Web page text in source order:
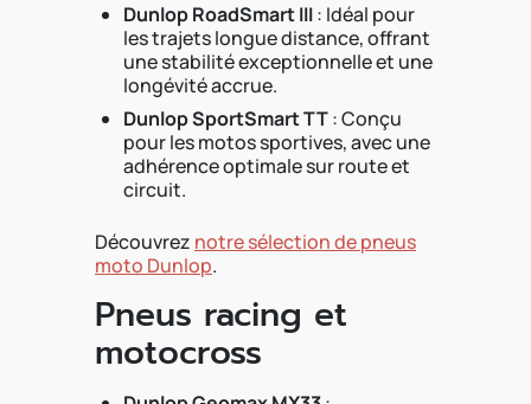
Dunlop RoadSmart III: Idéal pour
les trajets longue distance, offrant
une stabilité exceptionnelle et une
longévité accrue.
Dunlop SportSmart TT: Conçu
pour les motos sportives, avec une
adhérence optimale sur route et
circuit.
Découvrez notre sélection de pneus
moto Dunlop.
Pneus racing et
motocross